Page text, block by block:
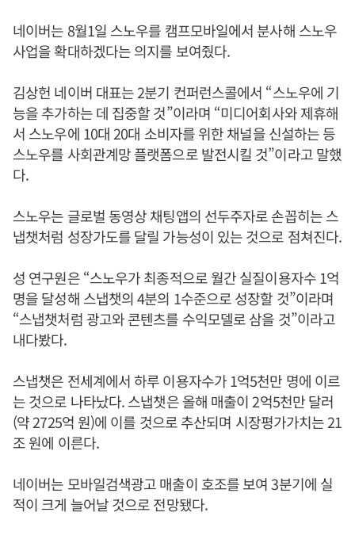
네이버는 8월1일 스노우를 캠프모바일에서 분사해 스노우
사업을 확대하겠다는 의지를 보여줬다.
김상헌 네이버 대표는 2분기 컨퍼런스콜에서 “스노우에 기
능을 추가하는 데 집중할 것”이라며 “미디어회사와 제휴해
서 스노우에 10대 20대 소비자를 위한 채널을 신설하는 등
스노우를 사회관계망 플랫폼으로 발전시킬 것”이라고 말했
다.
스노우는 글로벌 동영상 채팅앱의 선두주자로 손꼽히는 스
냅챗처럼 성장가도를 달릴 가능성이 있는 것으로 점쳐진다.
성 연구원은 “스노우가 최종적으로 월간 실질이용자수 1억
명을 달성해 스냅챗의 4분의 1수준으로 성장할 것”이라며
“스냅챗처럼 광고와 콘텐츠를 수익모델로 삼을 것”이라고
내다봤다.
스냅챗은 전세계에서 하루 이용자수가 1억5천만 명에 이르
는 것으로 나타났다. 스냅챗은 올해 매출이 2억5천만 달러
(약 2725억 원)에 이를 것으로 추산되며 시장평가가치는 21
조 원에 이른다.
네이버는 모바일검색광고 매출이 호조를 보여 3분기에 실
적이 크게 늘어날 것으로 전망됐다.